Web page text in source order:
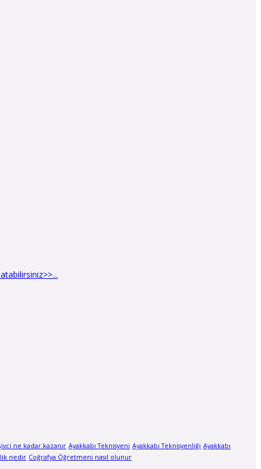
ne kadar kazanır Ayakkabı Teknisyeni Ayakkabı Teknisyenliği Ayakkabı
nedir Coğrafya Öğretmeni nasıl olunur